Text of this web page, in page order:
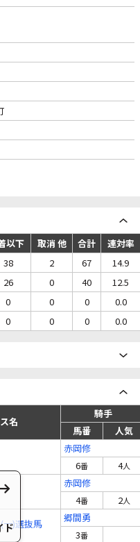
以下 取消 他 合計
連対率
38 2 67
14.9
26 0 40
12.5
0 0 0
0.0
0 0 0 0.0
名
騎手
馬番
人気
赤岡修
6番 4人
赤岡修
4番 2人
一)選抜馬
郷間勇
3番